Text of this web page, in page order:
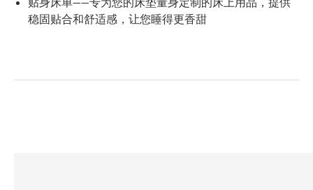
稳固贴合和舒适感，让您睡得更香甜